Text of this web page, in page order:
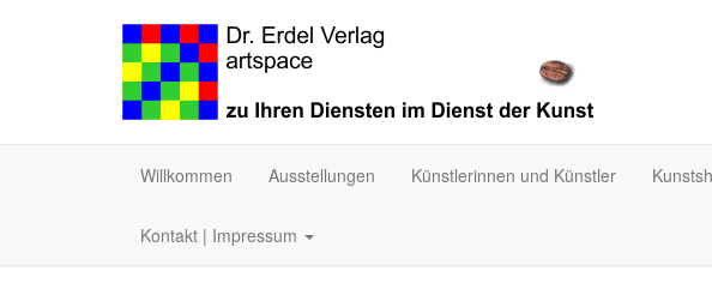
Willkommen Ausstellungen Künstlerinnen und Künstler
Kontakt | Impressum